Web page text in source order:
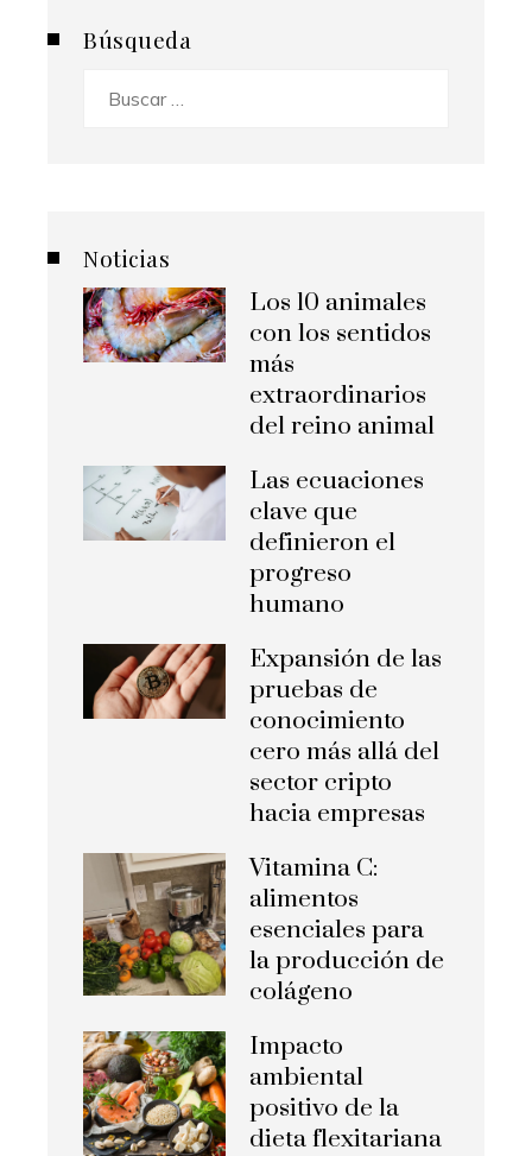
Búsqueda
Noticias
Los 10 animales
con los sentidos
más
extraordinarios
del reino animal
Las ecuaciones
clave que
definieron el
progreso
humano
Expansión de las
pruebas de
conocimiento
cero más allá del
sector cripto
hacia empresas
Vitamina C:
alimentos
esenciales para
la producción de
colágeno
Impacto
ambiental
positivo de la
dieta flexitariana